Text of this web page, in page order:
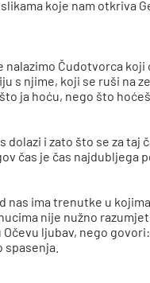
koje nam otkriva
Čudotvorca
s njime, koji se ruši na
ja hoću, nego što hoćeš
i zato što se za
čas je čas
nas ima trenutke u
nije nužno
ljubav, nego